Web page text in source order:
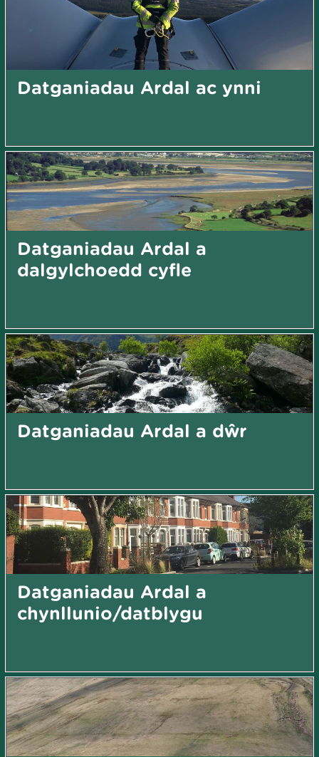
Datganiadau Ardal ac ynni
Datganiadau Ardal a
dalgylchoedd cyfle
Datganiadau Ardal a dŵr
Datganiadau Ardal a
chynllunio/datblygu